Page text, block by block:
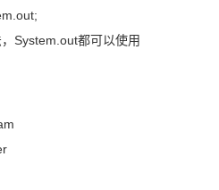
System.out都可以使用